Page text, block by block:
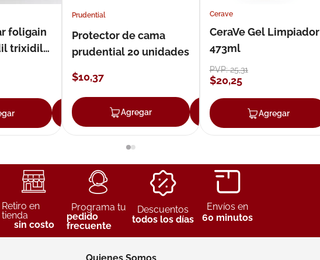
foligain
trixidil
Agregar
Prudential
Protector de cama
prudential 20 unidades
$10,37
Agregar Agregar
Cerave
CeraVe Gel Limpiador
473ml
PVP:25,31
$20,25
Agregar
Retiro en
tienda
sin costo
Programa tu
pedido
frecuente
Descuentos
todos los días
Envíos en
60 minutos
Quienes Somos